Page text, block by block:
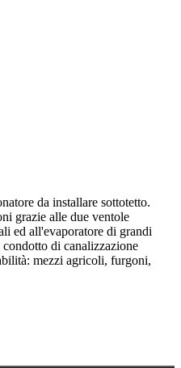
da installare sottotetto.
grazie alle due ventole
ed all'evaporatore di grandi
di canalizzazione
mezzi agricoli, furgoni,